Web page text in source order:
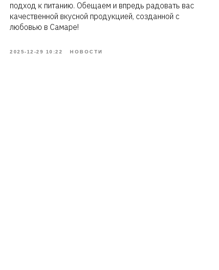
подход к питанию. Обещаем и впредь радовать вас
качественной вкусной продукцией, созданной с
любовью в Самаре!
2025-12-29 10:22 НОВОСТИ